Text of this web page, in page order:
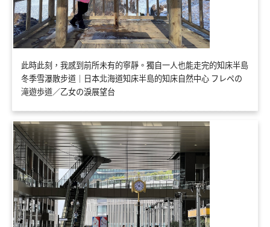
此時此刻，我感到前所未有的寧靜。獨自一人也能走完的知床半島
冬季雪瀑散步道｜日本北海道知床半島的知床自然中心 フレペの
滝遊歩道／乙女の淚展望台